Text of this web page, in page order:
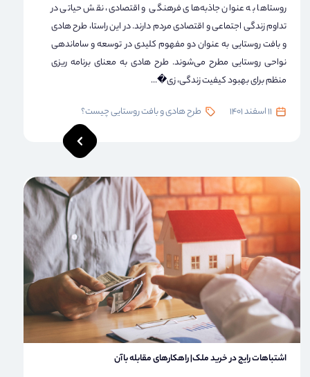
روستاها به عنوان جاذبه‌های فرهنگی و اقتصادی، نقش حیاتی در
تداوم زندگی اجتماعی و اقتصادی مردم دارند. در این راستا، طرح هادی
و بافت روستایی به عنوان دو مفهوم کلیدی در توسعه و ساماندهی
نواحی روستایی مطرح می‌شوند. طرح هادی به معنای برنامه ریزی
منظم برای بهبود کیفیت زندگی، زی�...
11 اسفند 1401 طرح هادی و بافت روستایی چیست؟
اشتباهات رایج در خرید ملک| راهکارهای مقابله باآن